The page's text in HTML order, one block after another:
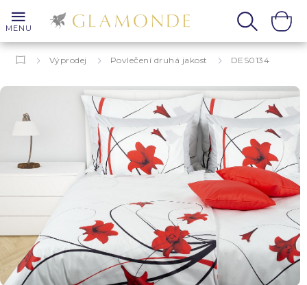
MENU
Výprodej Povlečení druhá jakost DES0134